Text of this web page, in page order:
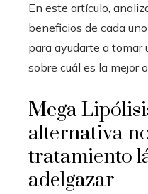
En este artículo,
beneficios de cada
para ayudarte a
sobre cuál es la mejor
Mega
alternativa
tratamiento
adelgazar